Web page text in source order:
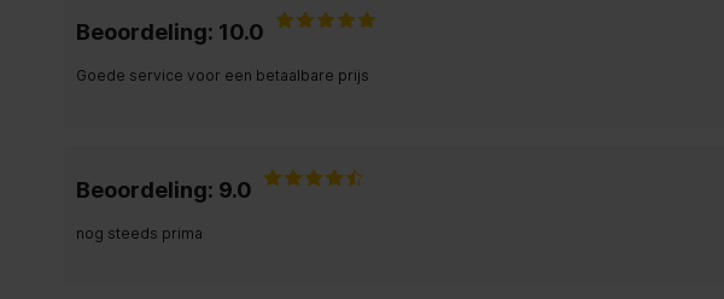
Beoordeling: 10.0
Goede service voor een betaalbare prijs
Beoordeling: 9.0
nog steeds prima